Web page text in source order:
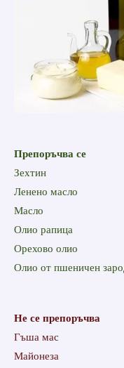
Препоръчва се
Зехтин
Ленено масло
Масло
Oлио рапица
Oрехово олио
Oлио от пшеничен
Не се препоръчва
Гъша мас
Майонеза